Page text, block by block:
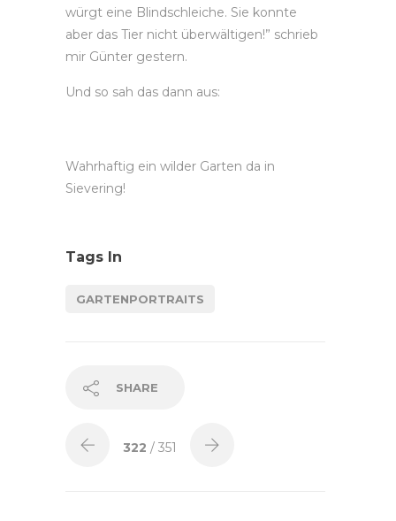
würgt eine Blindschleiche. Sie konnte
aber das Tier nicht überwältigen!” schrieb
mir Günter gestern.
Und so sah das dann aus:
Wahrhaftig ein wilder Garten da in
Sievering!
Tags In
GARTENPORTRAITS
SHARE
322 / 351